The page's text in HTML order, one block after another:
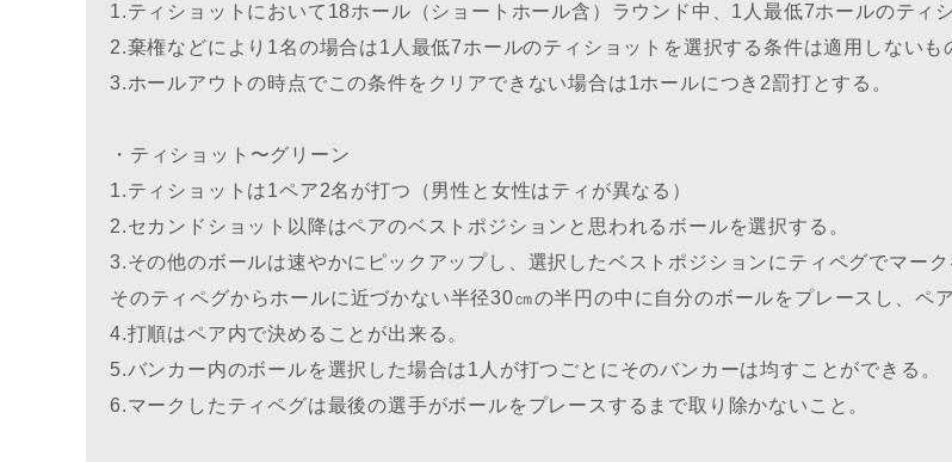
1.ティショットにおいて18ホール（ショートホール含）ラウンド中、1人最低7ホールのティ
2.棄権などにより1名の場合は1人最低7ホールのティショットを選択する条件は適用しないも
3.ホールアウトの時点でこの条件をクリアできない場合は1ホールにつき2罰打とする。
・ティショット〜グリーン
1.ティショットは1ペア2名が打つ（男性と女性はティが異なる）
2.セカンドショット以降はペアのベストポジションと思われるボールを選択する。
3.その他のボールは速やかにピックアップし、選択したベストポジションにティペグでマーク
そのティペグからホールに近づかない半径30㎝の半円の中に自分のボールをプレースし、ペ
4.打順はペア内で決めることが出来る。
5.バンカー内のボールを選択した場合は1人が打つごとにそのバンカーは均すことができる。
6.マークしたティペグは最後の選手がボールをプレースするまで取り除かないこと。